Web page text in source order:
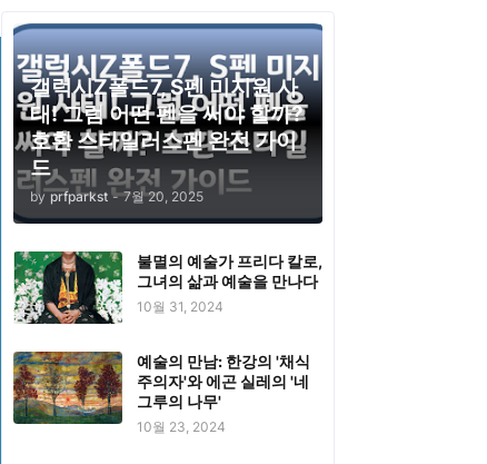
갤럭시Z폴드7, S펜 미지원 사
태! 그럼 어떤 펜을 써야 할까?
호환 스타일러스펜 완전 가이
드
by prfparkst - 7월 20, 2025
불멸의 예술가 프리다 칼로,
그녀의 삶과 예술을 만나다
10월 31, 2024
예술의 만남: 한강의 '채식
주의자'와 에곤 실레의 '네
그루의 나무'
10월 23, 2024